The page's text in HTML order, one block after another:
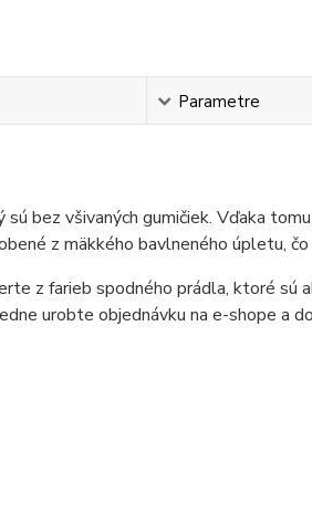
Parametre
bez všivaných gumičiek. Vďaka
z mäkkého bavlneného úpletu,
z farieb spodného prádla, ktoré sú
urobte objednávku na e-shope a